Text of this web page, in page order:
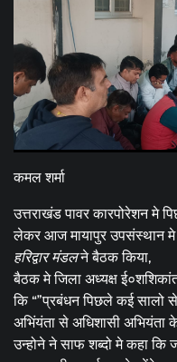
कमल शर्मा
उत्तराखंड पावर कारपोरेशन मे
लेकर आज मायापुर उपसंस्थान मे
हरिद्वार मंडलने बैठक किया,
बैठक मे जिला अध्यक्ष
कि “”प्रबंधन पिछले कई सालो
अभिंयंता से अधिशासी अभियंता के
उन्होने ने साफ शब्दो मे कहा कि